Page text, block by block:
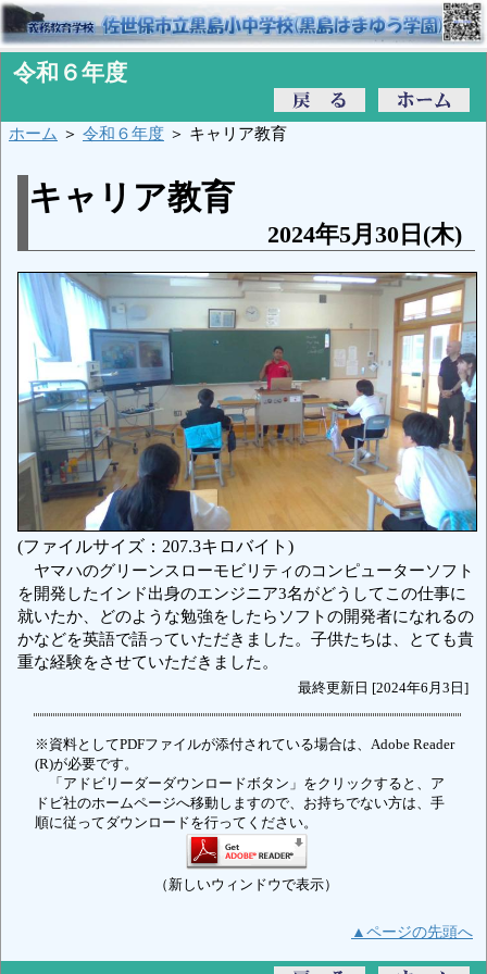
令和６年度
ホーム ＞ 令和６年度 ＞ キャリア教育
キャリア教育
2024年5月30日(木)
(ファイルサイズ：207.3キロバイト)
ヤマハのグリーンスローモビリティのコンピューターソフト
を開発したインド出身のエンジニア3名がどうしてこの仕事に
就いたか、どのような勉強をしたらソフトの開発者になれるの
かなどを英語で語っていただきました。子供たちは、とても貴
重な経験をさせていただきました。
最終更新日 [2024年6月3日]
※資料としてPDFファイルが添付されている場合は、Adobe Reader
(R)が必要です。
「アドビリーダーダウンロードボタン」をクリックすると、ア
ドビ社のホームページへ移動しますので、お持ちでない方は、手
順に従ってダウンロードを行ってください。
（新しいウィンドウで表示）
▲ページの先頭へ